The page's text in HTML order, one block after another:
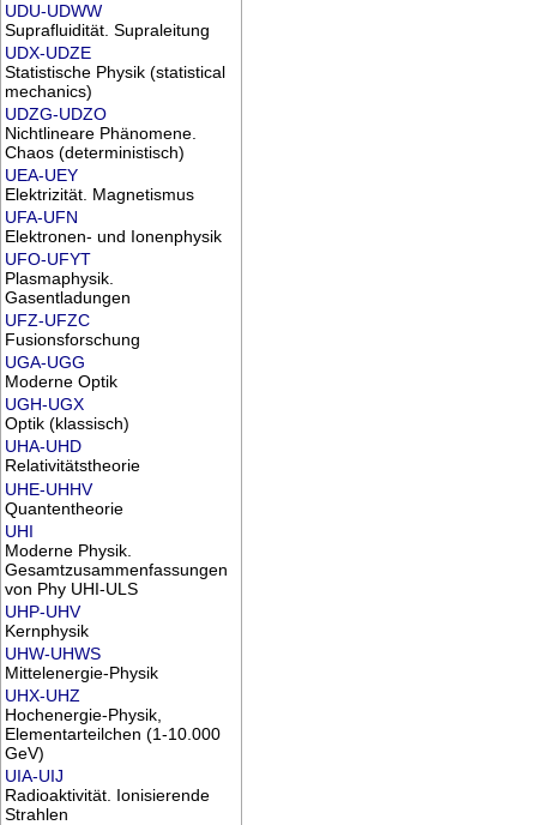
UDU-UDWW
Suprafluidität. Supraleitung
UDX-UDZE
Statistische Physik (statistical
mechanics)
UDZG-UDZO
Nichtlineare Phänomene.
Chaos (deterministisch)
UEA-UEY
Elektrizität. Magnetismus
UFA-UFN
Elektronen- und Ionenphysik
UFO-UFYT
Plasmaphysik.
Gasentladungen
UFZ-UFZC
Fusionsforschung
UGA-UGG
Moderne Optik
UGH-UGX
Optik (klassisch)
UHA-UHD
Relativitätstheorie
UHE-UHHV
Quantentheorie
UHI
Moderne Physik.
Gesamtzusammenfassungen
von Phy UHI-ULS
UHP-UHV
Kernphysik
UHW-UHWS
Mittelenergie-Physik
UHX-UHZ
Hochenergie-Physik,
Elementarteilchen (1-10.000
GeV)
UIA-UIJ
Radioaktivität. Ionisierende
Strahlen